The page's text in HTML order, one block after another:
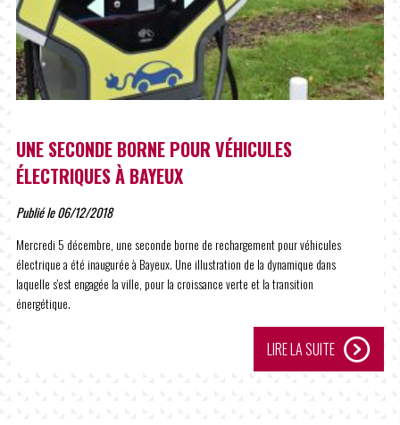
UNE SECONDE BORNE POUR VÉHICULES
ÉLECTRIQUES À BAYEUX
Publié le 06/12/2018
Mercredi 5 décembre, une seconde borne de rechargement pour véhicules
électrique a été inaugurée à Bayeux. Une illustration de la dynamique dans
laquelle s'est engagée la ville, pour la croissance verte et la transition
énergétique.
LIRE LA SUITE